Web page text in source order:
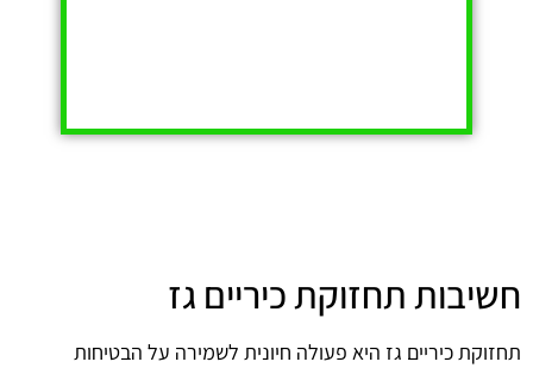
חשיבות תחזוקת כיריים גז
תחזוקת כיריים גז היא פעולה חיונית לשמירה על הבטיחות